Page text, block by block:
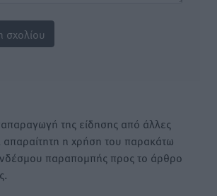
της είδησης από άλλες
απαραίτητη η χρήση του παρακάτω
παραπομπής προς το άρθρο